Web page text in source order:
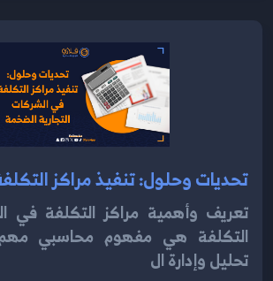
تعريف وأهمية مراكز التكلفة في
التكلفة هي مفهوم محاسبي
تحليل وإدارة ال